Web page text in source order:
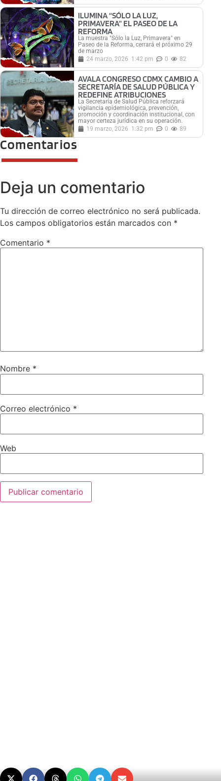
ILUMINA “SÓLO LA LUZ,
PRIMAVERA” EL PASEO DE LA
REFORMA
La muestra "Sólo la Luz, Primavera" en
Paseo de la Reforma, cerrará el próximo 29
de marzo
24 marzo, 2026 1:42 pm 0 82
AVALA CONGRESO CDMX CAMBIO A
SECRETARÍA DE SALUD PÚBLICA Y
REDEFINE ATRIBUCIONES
La Secretaría de Salud Pública reforzará
vigilancia epidemiológica, prevención,
promoción y coordinación institucional, con
mayor certeza jurídica en su operación.
19 marzo, 2026 1:32 pm 0 89
Comentarios
Deja un comentario
Tu dirección de correo electrónico no será publicada.
Los campos obligatorios están marcados con *
Comentario *
Nombre *
Correo electrónico *
Web